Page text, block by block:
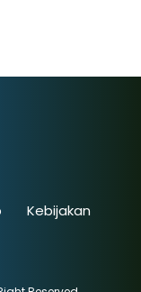
Kebijakan